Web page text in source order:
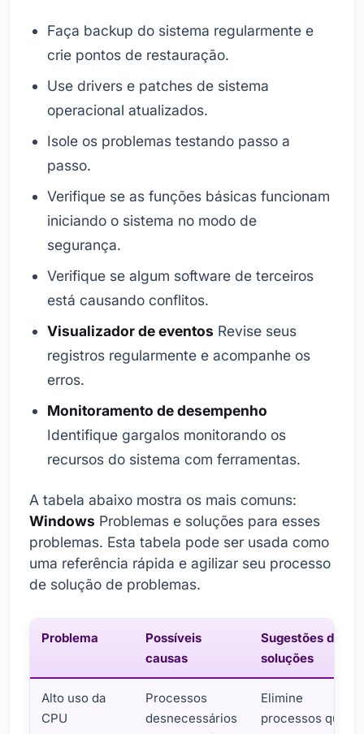
Faça backup do sistema regularmente e
crie pontos de restauração.
Use drivers e patches de sistema
operacional atualizados.
Isole os problemas testando passo a
passo.
Verifique se as funções básicas funcionam
iniciando o sistema no modo de
segurança.
Verifique se algum software de terceiros
está causando conflitos.
Visualizador de eventos Revise seus
registros regularmente e acompanhe os
erros.
Monitoramento de desempenho
Identifique gargalos monitorando os
recursos do sistema com ferramentas.
A tabela abaixo mostra os mais comuns:
Windows Problemas e soluções para esses
problemas. Esta tabela pode ser usada como
uma referência rápida e agilizar seu processo
de solução de problemas.
Problema
Possíveis
causas
Sugestões de
soluções
Alto uso da
CPU
Processos
desnecessários
Elimine
processos que